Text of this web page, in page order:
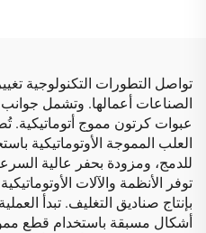
تواصل التطورات التكنولوجية
الصناعات أعمالها. وتشمل جوانب
عبوات كرتون مموج أتوماتيكية.
العلب المموجة الأوتوماتيكية
توفر الأنظمة والآلات
بإنتاج صناديق التغليف. تبدأ
أشكال مسبقة باستخدام قطع